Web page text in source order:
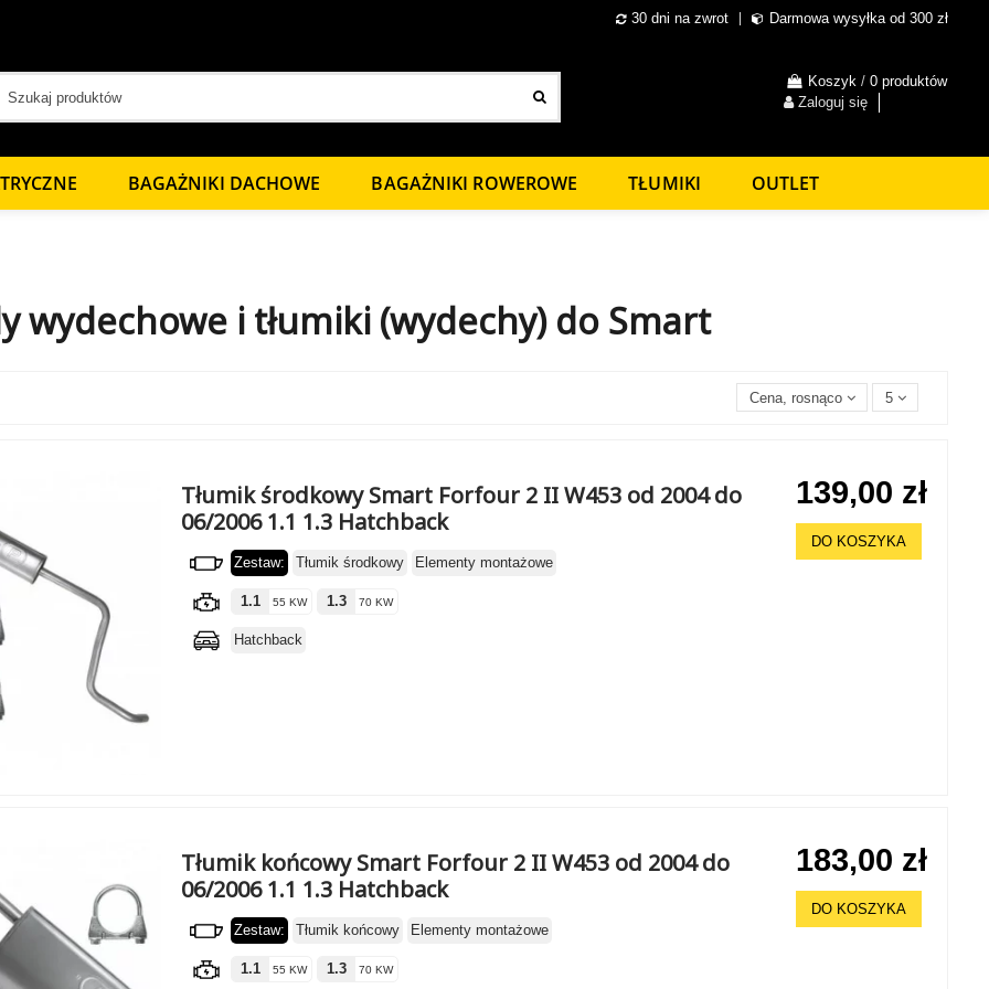
30 dni na zwrot Darmowa wysyłka od 300 zł
Koszyk / 0 produktów
Zaloguj się
BAGAŻNIKI DACHOWE BAGAŻNIKI ROWEROWE TŁUMIKI OUTLET
wydechowe i tłumiki (wydechy) do Smart
Cena, rosnąco 5
Tłumik środkowy Smart Forfour 2 II W453 od 2004 do
06/2006 1.1 1.3 Hatchback
Zestaw: Tłumik środkowy Elementy montażowe
1.1 55 KW 1.3 70 KW
Hatchback
139,00 zł
DO KOSZYKA
Tłumik końcowy Smart Forfour 2 II W453 od 2004 do
06/2006 1.1 1.3 Hatchback
Zestaw: Tłumik końcowy Elementy montażowe
1.1 55 KW 1.3 70 KW
183,00 zł
DO KOSZYKA